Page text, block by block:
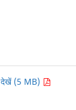
देखें (5 MB)